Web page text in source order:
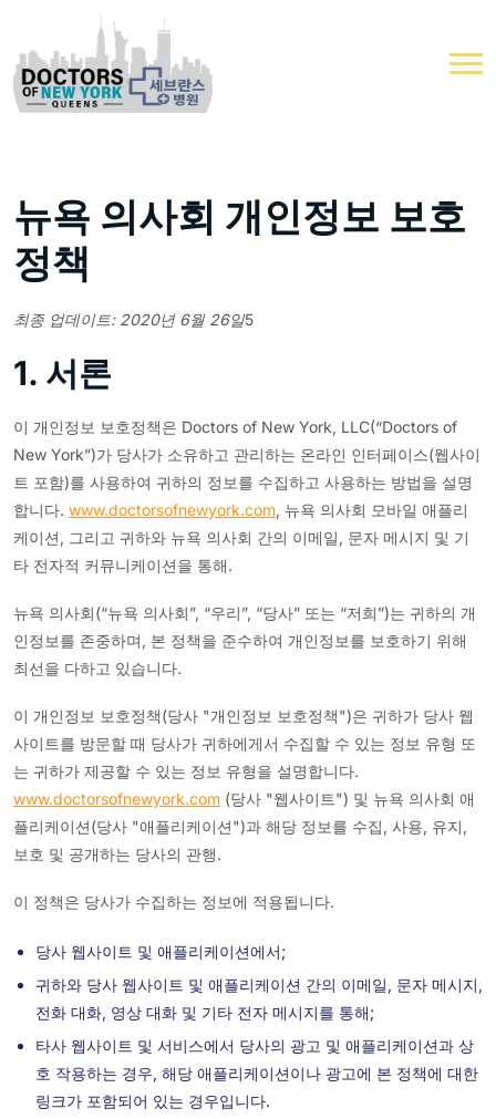
뉴욕 의사회 개인정보 보호
정책
최종 업데이트: 2020년 6월 26일5
1. 서론
이 개인정보 보호정책은 Doctors of New York, LLC(“Doctors of
New York”)가 당사가 소유하고 관리하는 온라인 인터페이스(웹사이
트 포함)를 사용하여 귀하의 정보를 수집하고 사용하는 방법을 설명
합니다. www.doctorsofnewyork.com, 뉴욕 의사회 모바일 애플리
케이션, 그리고 귀하와 뉴욕 의사회 간의 이메일, 문자 메시지 및 기
타 전자적 커뮤니케이션을 통해.
뉴욕 의사회(“뉴욕 의사회”, “우리”, “당사” 또는 “저희”)는 귀하의 개
인정보를 존중하며, 본 정책을 준수하여 개인정보를 보호하기 위해
최선을 다하고 있습니다.
이 개인정보 보호정책(당사 "개인정보 보호정책")은 귀하가 당사 웹
사이트를 방문할 때 당사가 귀하에게서 수집할 수 있는 정보 유형 또
는 귀하가 제공할 수 있는 정보 유형을 설명합니다.
www.doctorsofnewyork.com (당사 "웹사이트") 및 뉴욕 의사회 애
플리케이션(당사 "애플리케이션")과 해당 정보를 수집, 사용, 유지,
보호 및 공개하는 당사의 관행.
이 정책은 당사가 수집하는 정보에 적용됩니다.
당사 웹사이트 및 애플리케이션에서;
귀하와 당사 웹사이트 및 애플리케이션 간의 이메일, 문자 메시지,
전화 대화, 영상 대화 및 기타 전자 메시지를 통해;
타사 웹사이트 및 서비스에서 당사의 광고 및 애플리케이션과 상
호 작용하는 경우, 해당 애플리케이션이나 광고에 본 정책에 대한
링크가 포함되어 있는 경우입니다.